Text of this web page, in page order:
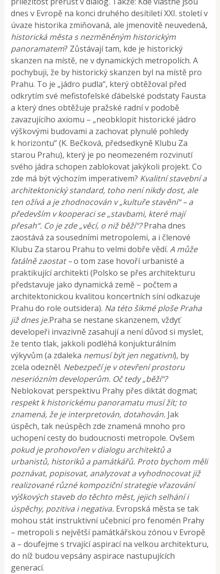
dnes v Evropě na konci druhého desítiletí XXI. století v
úvaze historika zmiňovaná, ale jmenovitě neuvedená,
historická města s nezměněným historickým
panoramatem? Zůstávají tam, kde je historický
skanzen na místě, ne v dynamických metropolích. A
pochybuji, že by historický skanzen byl na místě pro
Prahu. To je „jádro pudla“, který obtěžoval před
odkrytím své mefistofelské ďábelské podstaty Fausta
a který dnes obtěžuje pražské radní v podobě
zavazujícího axiomu – „neobklopit historické jádro
výškovými budovami a zachovat plynulé pohledy
k horizontu“ (K. Bečková, předsedkyně Klubu Za
starou Prahu), který je po neomezeném rozvinutí
svého jádra schopen zablokovat jakýkoli projekt. Co
zde má být výchozím imperativem? Kvalitní stavební a
architektonický standard, toho není nikdy dost, ale
ten ožívá a je zhodnocován v „kultuře stavění“ – a
především v kooperaci se „stavbami, které mají
přesah“. Co je zde „věcí, o niž běží“?Praha dnes
zaostává za sousedními metropolemi, a i členové
Klubu Za starou Prahu to velmi dobře vědí.A může
fatálně zaostat –o tom zase hovoří urbanisté a
praktikující architekti (Polsko se přes architekturu
představuje jako dynamická země – počtem a
architektonickou kvalitou koncertních síní odkazuje
Prahu do role outsidera). Na této šikmé ploše Praha
již dnes je.Praha se nestane skanzenem, vždyť
developeři invazivně zasahují a není důvod si myslet,
že tento tlak, jakkoli podléhá konjukturálním
výkyvům (a zdaleka nemusí být jen negativní), by
zcela odezněl. Nebezpečí je v otevření prostoru
neseriózním developerům. Oč tedy „běží“?
Neblokovat perspektivu Prahy přes diktát dogmat;
respekt k historickému panoramatu musí žít; to
znamená, že je interpretován, dotahován. Jak
úspěch, tak neúspěch zde znamená mnoho pro
uchopení cesty do budoucnosti metropole. Ovšem
pokud je prohovořen v dialogu architektů a
urbanistů, historiků a památkářů. Proto bychom měli
poznávat, popisovat, analyzovat a vyhodnocovat již
realizované různé kompoziční strategie vřazování
výškových staveb do těchto měst, jejich selhání i
úspěchy, pozitiva i negativa. Evropská města se tak
mohou stát instruktivní učebnicí pro fenomén Prahy
– metropoli s největší památkářskou zónou v Evropě
a – doufejme s trvající aspirací na velkou architekturu,
do níž budou vepsány aspirace nastupujících
generací.